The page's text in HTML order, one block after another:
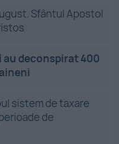
Sfântul Apostol
au deconspirat 400
sistem de taxare
de